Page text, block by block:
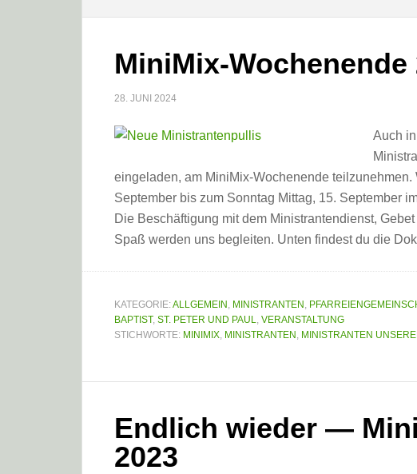
MiniMix-Wochenende
28. JUNI 2024
Auch
eingeladen, am MiniMix-Wochenende
September bis zum Sonntag Mittag, 15. September
Die Beschäftigung mit dem Ministrantendienst,
Spaß werden uns begleiten. Unten findest du die
KATEGORIE:ALLGEMEIN , MINISTRANTEN ,
BAPTIST, ST. PETER UND PAUL, VERANSTALTUNG
STICHWORTE: MINIMIX, MINISTRANTEN , MINISTRANTEN
Endlich wieder —
2023